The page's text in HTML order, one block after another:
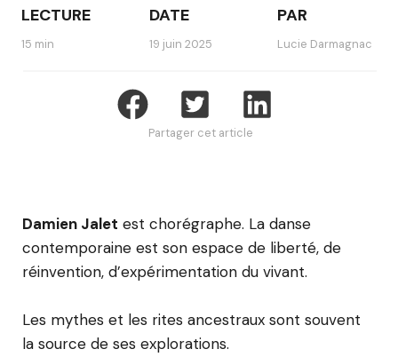
LECTURE
15 min
DATE
19 juin 2025
PAR
Lucie Darmagnac
Partager cet article
Damien Jalet est chorégraphe. La danse
contemporaine est son espace de liberté, de
réinvention, d’expérimentation du vivant.
Les mythes et les rites ancestraux sont souvent
la source de ses explorations.